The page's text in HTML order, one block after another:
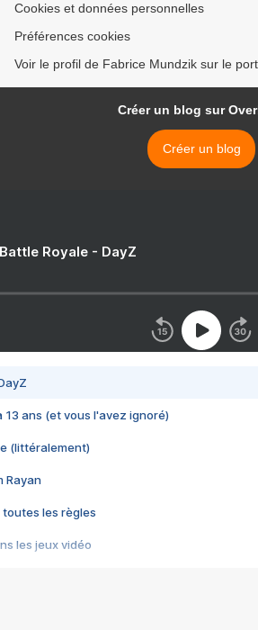
Cookies et données personnelles
Préférences cookies
Voir le profil de Fabrice Mundzik sur le
Créer un blog sur
Créer un blog
Royale - DayZ
13 ans (et vous l'avez ignoré)
(littéralement)
Rayan
toutes les règles
les jeux vidéo